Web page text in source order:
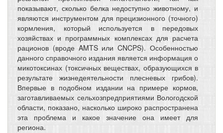
показывают, сколько белка недоступно животному, и
являются инструментом для прецизионного (точного)
кормления, который используется в передовых
хозяйствах и программных комплексах для расчета
рационов (вроде AMTS или CNCPS). Особенностью
данного справочного издания является информация о
микотоксинах (токсичных веществах, образующихся в
результате жизнедеятельности плесневых грибов).
Впервые в подобном издании на примере кормов,
заготавливаемых сельхозпредприятиями Вологодской
области, показано, насколько широко распространена
эта проблема и какое значение она имеет для
региона.